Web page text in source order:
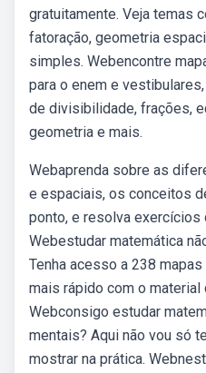
gratuitamente. Veja temas
fatoração, geometria
simples. Webencontre
para o enem e
de divisibilidade, frações,
geometria e mais.
Webaprenda sobre as
e espaciais, os conceitos
ponto, e resolva exercícios
Webestudar matemática
Tenha acesso a 238
mais rápido com o
Webconsigo estudar
mentais? Aqui não vou só
mostrar na prática.